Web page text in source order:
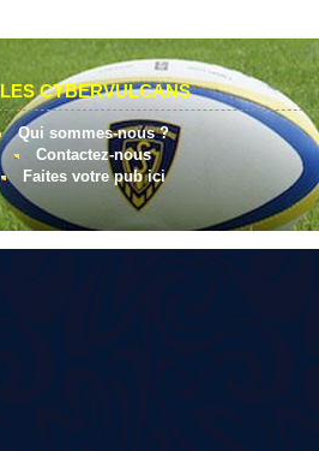
LES CYBERVULCANS
Qui sommes-nous ?
Contactez-nous
Faites votre pub ici